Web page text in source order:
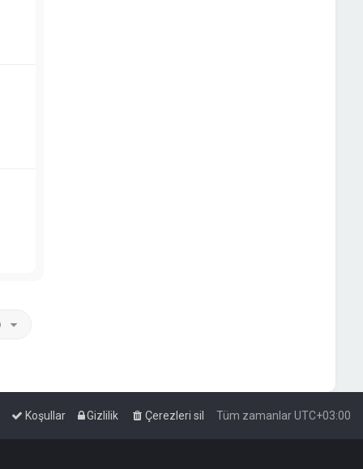
Tüm zamanlarUTC+03:00
Çerezleri sil
Gizlilik
Koşullar